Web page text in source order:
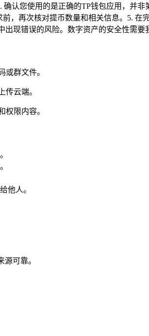
认您使用的是正确的TP钱包应用，并
，再次核对提币数量和相关信息。5.
现错误的风险。数字资产的安全性需
或群文件。
传云端。
权限内容。
他人。
可靠。